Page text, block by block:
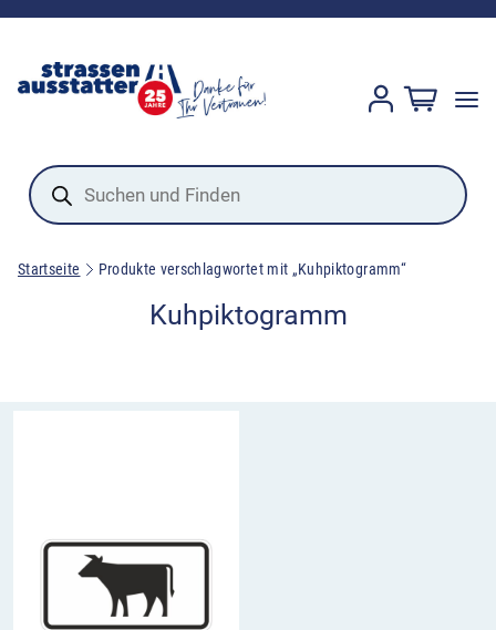
Products
search
Startseite Produkte verschlagwortet mit „Kuhpiktogramm“
Kuhpiktogramm